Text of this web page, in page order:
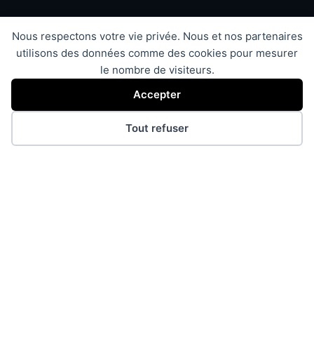
Nous respectons votre vie privée. Nous et nos partenaires
utilisons des données comme des cookies pour mesurer
le nombre de visiteurs.
Accepter
Tout refuser